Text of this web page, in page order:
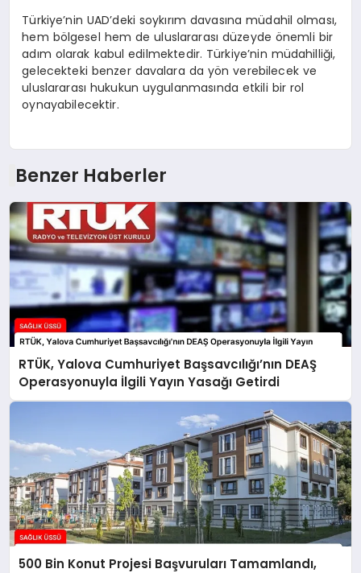
Türkiye’nin UAD’deki soykırım davasına müdahil olması,
hem bölgesel hem de uluslararası düzeyde önemli bir
adım olarak kabul edilmektedir. Türkiye’nin müdahilliği,
gelecekteki benzer davalara da yön verebilecek ve
uluslararası hukukun uygulanmasında etkili bir rol
oynayabilecektir.
Benzer Haberler
RTÜK, Yalova Cumhuriyet Başsavcılığı’nın DEAŞ
Operasyonuyla İlgili Yayın Yasağı Getirdi
500 Bin Konut Projesi Başvuruları Tamamlandı,